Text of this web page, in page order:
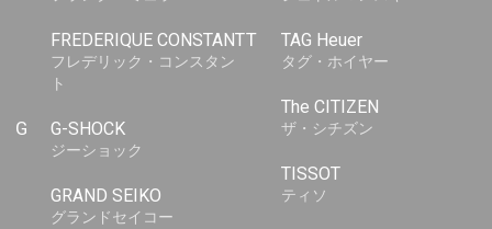
FREDERIQUE CONSTANT
フレデリック・コンスタン
ト
G G-SHOCK
ジーショック
GRAND SEIKO
グランドセイコー
T TAG Heuer
タグ・ホイヤー
The CITIZEN
ザ・シチズン
TISSOT
ティソ